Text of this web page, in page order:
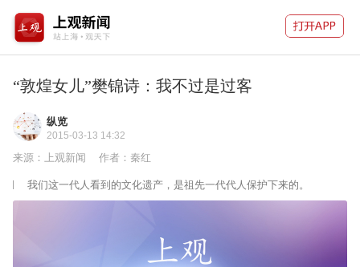
“敦煌女儿”樊锦诗：我不过是过客
纵览
2015-03-13 14:32
来源：上观新闻 作者：秦红
我们这一代人看到的文化遗产，是祖先一代代人保护下来的。